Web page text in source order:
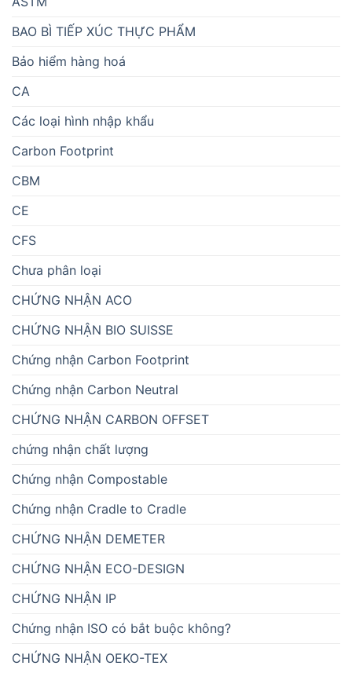
BAO BÌ TIẾP XÚC THỰC PHẨM
Bảo hiểm hàng hoá
CA
Các loại hình nhập khẩu
Carbon Footprint
CBM
CE
CFS
Chưa phân loại
CHỨNG NHẬN ACO
CHỨNG NHẬN BIO SUISSE
Chứng nhận Carbon Footprint
Chứng nhận Carbon Neutral
CHỨNG NHẬN CARBON OFFSET
chứng nhận chất lượng
Chứng nhận Compostable
Chứng nhận Cradle to Cradle
CHỨNG NHẬN DEMETER
CHỨNG NHẬN ECO-DESIGN
CHỨNG NHẬN IP
Chứng nhận ISO có bắt buộc không?
CHỨNG NHẬN OEKO-TEX